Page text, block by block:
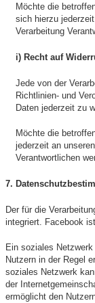
Möchte die
sich hierzu
Verarbeitung
i) Recht auf
Jede von der
Richtlinien- und
Daten jederzeit zu
Möchte die
jederzeit an
Verantwortlichen
7.
Der für die
integriert. Facebook
Ein soziales
Nutzern in der Regel
soziales Netzwerk
der
ermöglicht den